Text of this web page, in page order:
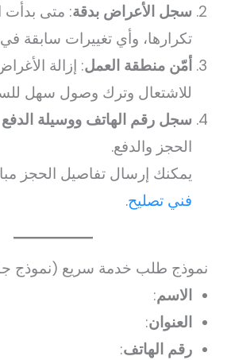
سجل الأعراض بدقة: متى بدأت
تكرارها، وأي تغييرات سابقة في
أمّن منطقة العمل: إزالة
للاشتعال وترك وصول سهل
سجل رقم الهاتف ووسيلة الدفع
الحجز والدفع.
يمكنك إرسال تفاصيل الحجز
فني تصليح.
نموذج طلب خدمة سريع (نموذج
الاسم:
العنوان:
رقم الهاتف: